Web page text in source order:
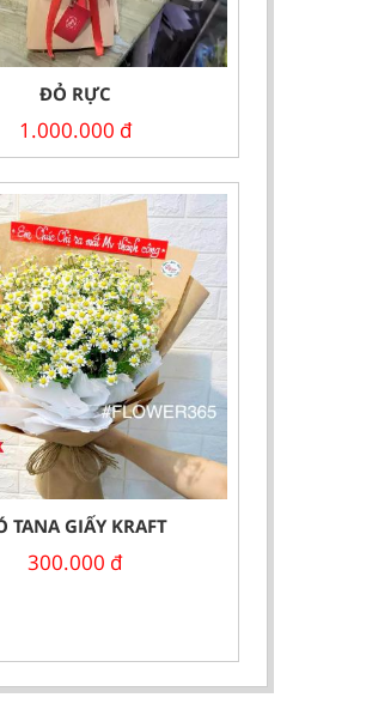
ĐỎ RỰC
1.000.000 đ
TANA GIẤY KRAFT
300.000 đ